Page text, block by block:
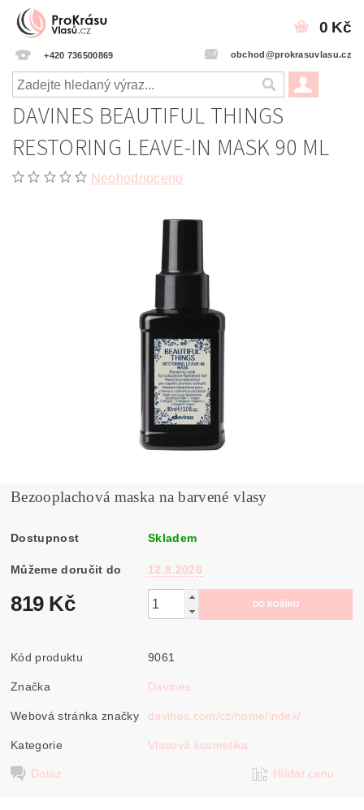
+420 736500869 obchod@prokrasuvlasu.cz
0 Kč
DAVINES BEAUTIFUL THINGS
RESTORING LEAVE-IN MASK 90 ML
Neohodnoceno
Bezooplachová maska na barvené vlasy
Dostupnost Skladem
Můžeme doručit do 12.8.2026
819 Kč
Kód produktu 9061
Značka Davines
Webová stránka značky davines.com/cz/home/index/
Kategorie Vlasová kosmetika
Dotaz Hlídat cenu